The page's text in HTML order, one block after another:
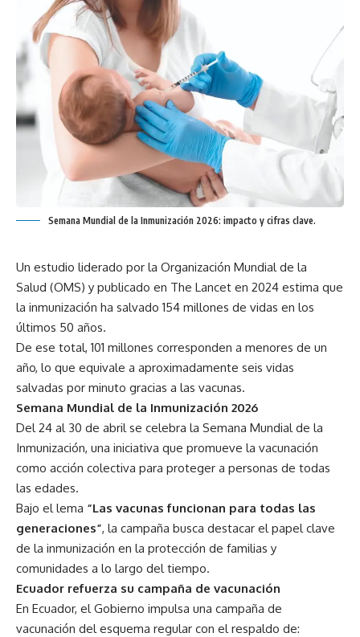
Semana Mundial de la Inmunización 2026: impacto y cifras clave.
Un estudio liderado por la Organización Mundial de la
Salud (OMS) y publicado en The Lancet en 2024 estima que
la inmunización ha salvado 154 millones de vidas en los
últimos 50 años.
De ese total, 101 millones corresponden a menores de un
año, lo que equivale a aproximadamente seis vidas
salvadas por minuto gracias a las vacunas.
Semana Mundial de la Inmunización 2026
Del 24 al 30 de abril se celebra la Semana Mundial de la
Inmunización, una iniciativa que promueve la vacunación
como acción colectiva para proteger a personas de todas
las edades.
Bajo el lema “Las vacunas funcionan para todas las
generaciones”, la campaña busca destacar el papel clave
de la inmunización en la protección de familias y
comunidades a lo largo del tiempo.
Ecuador refuerza su campaña de vacunación
En Ecuador, el Gobierno impulsa una campaña de
vacunación del esquema regular con el respaldo de: